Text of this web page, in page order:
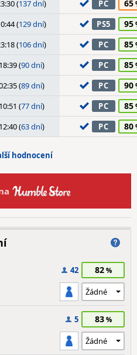
(137 dní) PC 65
(129 dní) PS5 95
(106 dní) PC 85
(90 dní) PC 85
(89 dní) PC 90
(77 dní) PC 85
(63 dní) PC 80
hodnocení
42 82
5 83